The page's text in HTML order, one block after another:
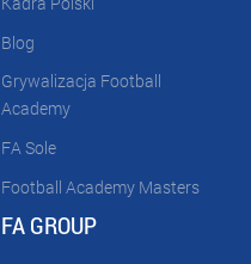
Blog
Grywalizacja Football
Academy
FA Sole
Football Academy Masters
FA GROUP